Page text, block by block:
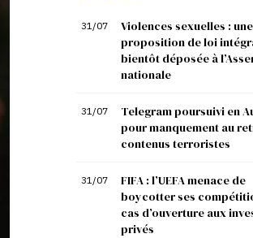
31/07
Violences sexuelles : une
proposition de loi
bientôt déposée à
nationale
31/07
Telegram poursuivi en
pour manquement au
contenus terroristes
31/07
FIFA : l’UEFA menace de
boycotter ses
cas d’ouverture aux
privés